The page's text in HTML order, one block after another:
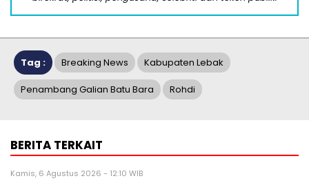
Tag : Breaking News Kabupaten Lebak
Penambang Galian Batu Bara Rohdi
BERITA TERKAIT
Kamis, 6 Agustus 2026 - 12:10 WIB